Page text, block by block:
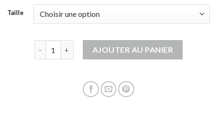
Taille
AJOUTER AU PANIER